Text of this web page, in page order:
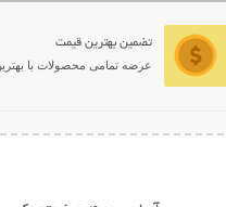
تضمین بهترین قیمت
عرضه تمامی محصولات با